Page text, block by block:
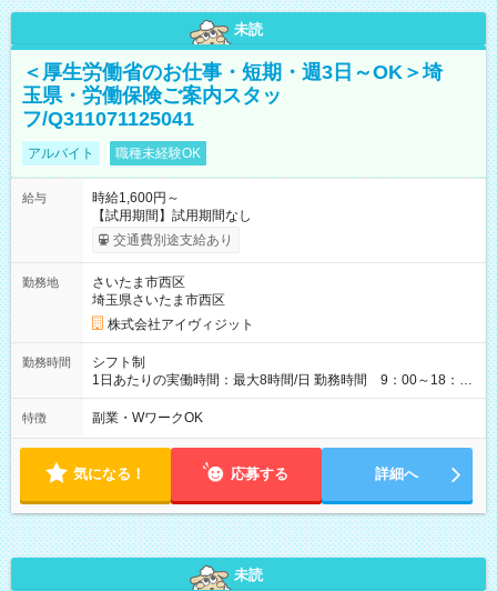
未読
＜厚生労働省のお仕事・短期・週3日～OK＞埼
玉県・労働保険ご案内スタッ
フ/Q311071125041
アルバイト 職種未経験OK
給与
時給1,600円～
【試用期間】試用期間なし
交通費別途支給あり
勤務地
さいたま市西区
埼玉県さいたま市西区
株式会社アイヴィジット
勤務時間
シフト制
1日あたりの実働時間：最大8時間/日 勤務時間 9：00～18：
00(実働8h、休憩1h) 土日祝含む週3日～OK、シフト制 ※もちろ
ん週5日勤務もOK♪ 勤務期間：2026年8月12日～9月9日※リスト
特徴 副業・WワークOK
気になる！ 応募する 詳細へ
未読